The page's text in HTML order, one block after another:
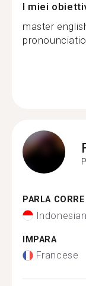
I miei
master
PARLA
IMPARA
Francese